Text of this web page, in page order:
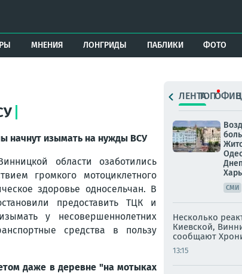
МНЕНИЯ ЛОНГРИДЫ ПАБЛИКИ ФОТО
начнут изымать на нужды ВСУ
области озаботились
громкого мотоциклетного
здоровье односельчан. В
предоставить ТЦК и
у несовершеннолетних
средства в пользу
даже в деревне "на мотыках
ЛЕНТАТОП
СМИ
Несколько
Киевской,
сообщают
13:15